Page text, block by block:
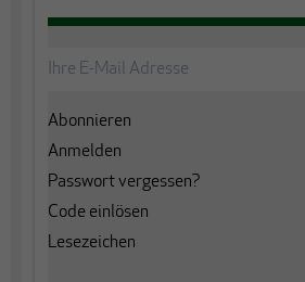
Abonnieren
Anmelden
Passwort vergessen?
Code einlösen
Lesezeichen